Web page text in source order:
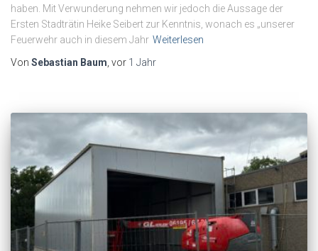
haben. Mit Verwunderung nehmen wir jedoch die Aussage der
Ersten Stadträtin Heike Seibert zur Kenntnis, wonach es „unserer
Feuerwehr auch in diesem Jahr Weiterlesen
Von Sebastian Baum, vor 1 Jahr